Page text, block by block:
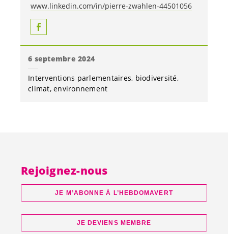
www.linkedin.com/in/pierre-zwahlen-44501056
6 septembre 2024
Interventions parlementaires biodiversité
climat environnement
Rejoignez-nous
JE M’ABONNE À L’HEBDOMAVERT
JE DEVIENS MEMBRE